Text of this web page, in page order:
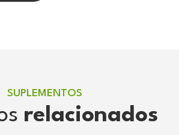
SUPLEMENTOS
relacionados